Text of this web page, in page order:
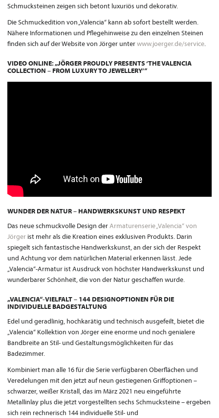
Schmucksteinen zeigen sich betont luxuriös und dekorativ.
Die Schmuckedition von „Valencia“ kann ab sofort bestellt werden.
Nähere Informationen und Pflegehinweise zu den einzelnen Steinen
finden sich auf der Website von Jörger unterwww.joerger.de/service.
VIDEO ONLINE: „JÖRGER PROUDLY PRESENTS ‘THE VALENCIA
COLLECTION – FROM LUXURY TO JEWELLERY’“
WUNDER DER NATUR – HANDWERKSKUNST UND RESPEKT
Das neue schmuckvolle Design derArmaturenserie „Valencia“ von
Jörger ist mehr als die Kreation eines exklusiven Produkts. Darin
spiegelt sich fantastische Handwerkskunst, an der sich der Respekt
und Achtung vor dem natürlichen Material erkennen lässt. Jede
„Valencia“-Armatur ist Ausdruck von höchster Handwerkskunst und
wunderbarer Schönheit, die von der Natur geschaffen wurde.
„VALENCIA“-VIELFALT – 144 DESIGNOPTIONEN FÜR DIE
INDIVIDUELLE BADGESTALTUNG
Edel und geradlinig, hochkarätig und technisch ausgefeilt, bietet die
„Valencia“ Kollektion von Jörger eine enorme und noch genialere
Bandbreite an Stil- und Gestaltungsmöglichkeiten für das
Badezimmer.
Kombiniert man alle 16 für die Serie verfügbaren Oberflächen und
Veredelungen mit den jetzt auf neun gestiegenen Griffoptionen –
schwarzer, weißer Kristall, das im März 2021 neu eingeführte
Metallinlay plus die jetzt vorgestellten sechs Schmucksteine – ergeben
sich rein rechnerisch 144 individuelle Stil- und